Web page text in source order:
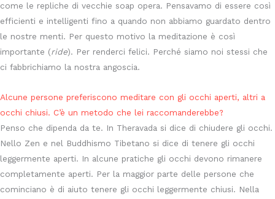
come le repliche di vecchie soap opera. Pensavamo di essere così
efficienti e intelligenti fino a quando non abbiamo guardato dentro
le nostre menti. Per questo motivo la meditazione è così
importante (ride). Per renderci felici. Perché siamo noi stessi che
ci fabbrichiamo la nostra angoscia.
Alcune persone preferiscono meditare con gli occhi aperti, altri a
occhi chiusi. C’è un metodo che lei raccomanderebbe?
Penso che dipenda da te. In Theravada si dice di chiudere gli occhi.
Nello Zen e nel Buddhismo Tibetano si dice di tenere gli occhi
leggermente aperti. In alcune pratiche gli occhi devono rimanere
completamente aperti. Per la maggior parte delle persone che
cominciano è di aiuto tenere gli occhi leggermente chiusi. Nella